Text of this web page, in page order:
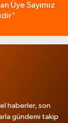
Üye Sayımız
haberler, son
gündemi takip